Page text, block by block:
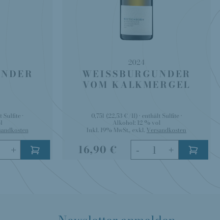
Sulfite
+
2024
WEISSBURGUNDER
VOM KALKMERGEL
0,75l (22,53 €/1l) enthält Sulfite
Alkohol: 12 % vol
16,90 €
Inkl. 19% MwSt., exkl. Versandkosten
- +